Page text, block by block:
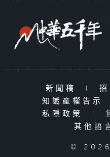
新聞稿 |
知識產權告示
私隱政策
|
其他語
©